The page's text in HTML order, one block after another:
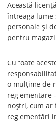
Această
întreaga lume
personale și
pentru
Cu toate
o mulțime de
reglementare
noștri, cum ar
reglementări